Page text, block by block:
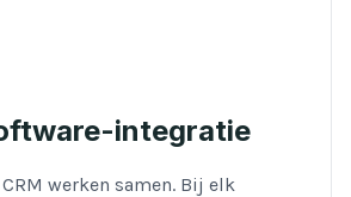
integratie
werken samen. Bij elk